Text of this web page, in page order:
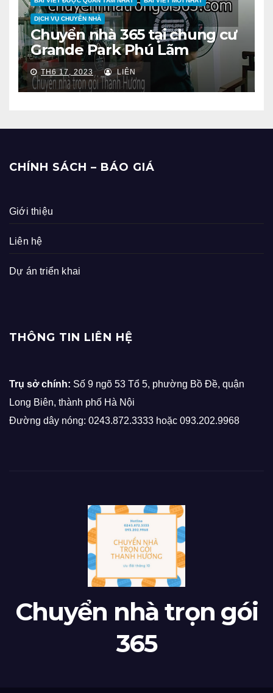
DỊCH VỤ CHUYỂN NHÀ
Chuyển nhà 365 tại chung cư
Grande Park Phú Lãm
TH6 17, 2023 LIÊN
CHÍNH SÁCH – BÁO GIÁ
Giới thiệu
Liên hệ
Dự án triển khai
THÔNG TIN LIÊN HỆ
Trụ sở chính: Số 9 ngõ 53 Tổ 5, phường Bồ Đề, quận
Long Biên, thành phố Hà Nội
Đường dây nóng: 0243.872.3333 hoặc 093.202.9968
Chuyển nhà trọn gói
365